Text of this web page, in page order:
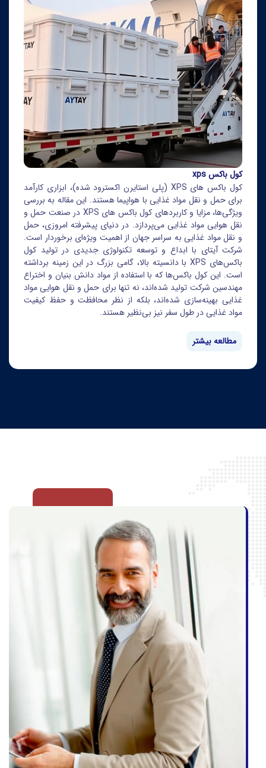
کول باکس xps
کول باکس های XPS (پلی استایرن اکسترود شده)، ابزاری کارآمد
برای حمل و نقل مواد غذایی با هواپیما هستند. این مقاله به بررسی
ویژگی‌ها، مزایا و کاربردهای کول باکس های XPS در صنعت حمل و
نقل هوایی مواد غذایی می‌پردازد. در دنیای پیشرفته امروزی، حمل
و نقل مواد غذایی به سراسر جهان از اهمیت ویژه‌ای برخوردار است.
شرکت آیتای با ابداع و توسعه تکنولوژی جدیدی در تولید کول
باکس‌های XPS با دانسیته بالا، گامی بزرگ در این زمینه برداشته
است. این کول باکس‌ها که با استفاده از مواد دانش بنیان و اختراع
مهندسین شرکت تولید شده‌اند، نه تنها برای حمل و نقل هوایی مواد
غذایی بهینه‌سازی شده‌اند، بلکه از نظر محافظت و حفظ کیفیت
مواد غذایی در طول سفر نیز بی‌نظیر هستند.
مطالعه بیشتر